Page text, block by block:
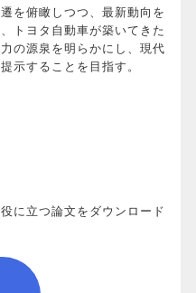
を俯瞰しつつ、最新動向を
トヨタ自動車が築いてきた
の源泉を明らかにし、現代
示することを目指す。
に立つ論文をダウンロード